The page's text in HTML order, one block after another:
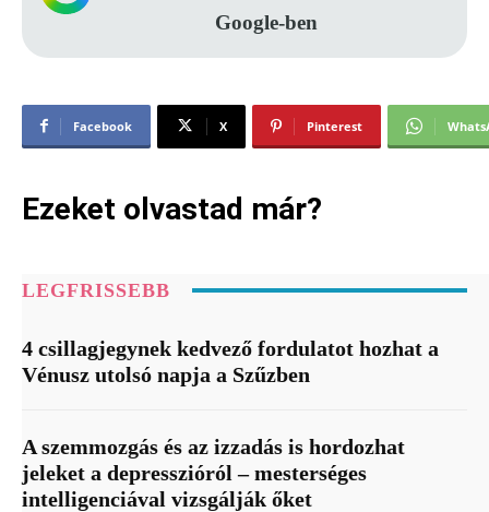
Google-ben
Facebook X Pinterest
Ezeket olvastad már?
LEGFRISSEBB
4 csillagjegynek kedvező fordulatot hozhat a
Vénusz utolsó napja a Szűzben
A szemmozgás és az izzadás is hordozhat
jeleket a depresszióról – mesterséges
intelligenciával vizsgálják őket